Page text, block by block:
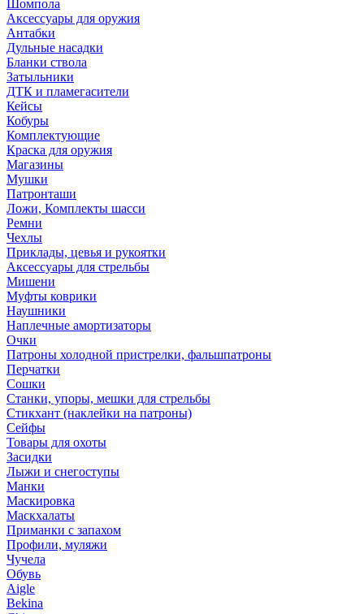
Шомпола
Аксессуары для оружия
Антабки
Дульные насадки
Бланки ствола
Затыльники
ДТК и пламегасители
Кейсы
Кобуры
Комплектующие
Краска для оружия
Магазины
Мушки
Патронташи
Ложи, Комплекты шасси
Ремни
Чехлы
Приклады, цевья и рукоятки
Аксессуары для стрельбы
Мишени
Муфты коврики
Наушники
Наплечные амортизаторы
Очки
Патроны холодной пристрелки, фальшпатроны
Перчатки
Сошки
Станки, упоры, мешки для стрельбы
Стикхант (наклейки на патроны)
Сейфы
Товары для охоты
Засидки
Лыжи и снегоступы
Манки
Маскировка
Маскхалаты
Приманки с запахом
Профили, муляжи
Чучела
Обувь
Aigle
Bekina